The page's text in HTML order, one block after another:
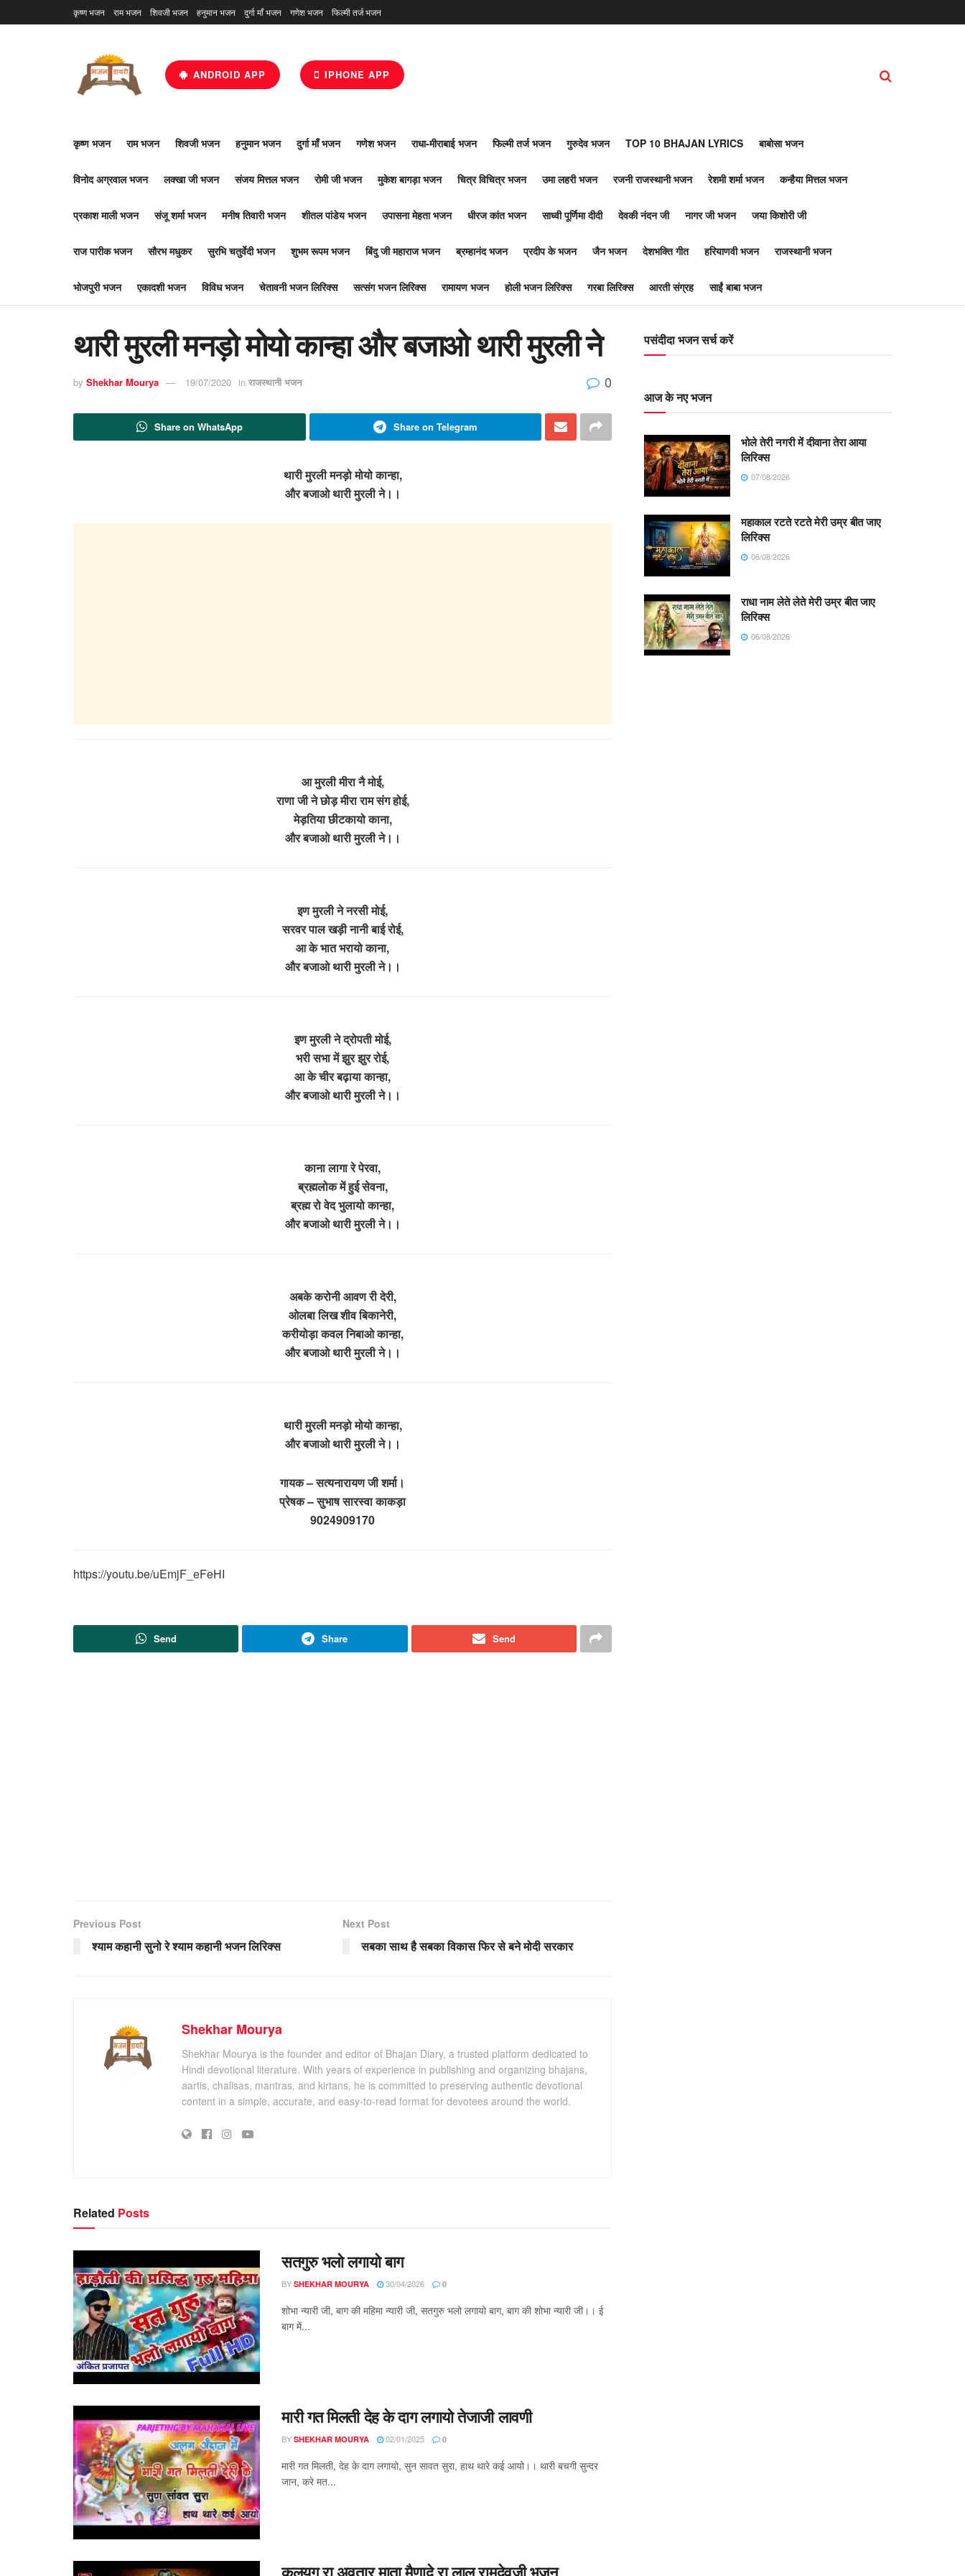
कृष्ण भजन राम भजन शिवजी भजन हनुमान भजन दुर्गा माँ भजन गणेश भजन फिल्मी तर्ज भजन
ANDROID APP IPHONE APP
कृष्ण भजन राम भजन शिवजी भजन हनुमान भजन दुर्गा माँ भजन गणेश भजन राधा-मीराबाई भजन फिल्मी तर्ज भजन गुरुदेव भजन TOP 10 BHAJAN LYRICS बाबोसा भजन
विनोद अग्रवाल भजन लक्खा जी भजन संजय मित्तल भजन रोमी जी भजन मुकेश बागड़ा भजन चित्र विचित्र भजन उमा लहरी भजन रजनी राजस्थानी भजन रेशमी शर्मा भजन कन्हैया मित्तल भजन
प्रकाश माली भजन संजू शर्मा भजन मनीष तिवारी भजन शीतल पांडेय भजन उपासना मेहता भजन धीरज कांत भजन साध्वी पूर्णिमा दीदी देवकी नंदन जी नागर जी भजन जया किशोरी जी
राज पारीक भजन सौरभ मधुकर सुरभि चतुर्वेदी भजन शुभम रूपम भजन बिंदु जी महाराज भजन ब्रम्हानंद भजन प्रदीप के भजन जैन भजन देशभक्ति गीत हरियाणवी भजन राजस्थानी भजन
भोजपुरी भजन एकादशी भजन विविध भजन चेतावनी भजन लिरिक्स सत्संग भजन लिरिक्स रामायण भजन होली भजन लिरिक्स गरबा लिरिक्स आरती संग्रह साईं बाबा भजन
थारी मुरली मनड़ो मोयो कान्हा और बजाओ थारी मुरली ने
by Shekhar Mourya 19/07/2020 in राजस्थानी भजन 0
Share on WhatsApp Share on Telegram
थारी मुरली मनड़ो मोयो कान्हा,
और बजाओ थारी मुरली ने।।
आ मुरली मीरा नै मोई,
राणा जी ने छोड़ मीरा राम संग होई,
मेड़तिया छीटकायो काना,
और बजाओ थारी मुरली ने।।
इण मुरली ने नरसी मोई,
सरवर पाल खड़ी नानी बाई रोई,
आ के भात भरायो काना,
और बजाओ थारी मुरली ने।।
इण मुरली ने द्रोपती मोई,
भरी सभा में झुर झुर रोई,
आ के चीर बढ़ाया कान्हा,
और बजाओ थारी मुरली ने।।
काना लागा रे पेरवा,
ब्रह्मलोक में हुई सेवना,
ब्रह्म रो वेद भुलायो कान्हा,
और बजाओ थारी मुरली ने।।
अबके करोनी आवण री देरी,
ओलबा लिख शीव बिकानेरी,
करीयोड़ा कवल निबाओ कान्हा,
और बजाओ थारी मुरली ने।।
थारी मुरली मनड़ो मोयो कान्हा,
और बजाओ थारी मुरली ने।।
गायक – सत्यनारायण जी शर्मा।
प्रेषक – सुभाष सारस्वा काकड़ा
9024909170
https://youtu.be/uEmjF_eFeHI
Send Share Send
Previous Post
श्याम कहानी सुनो रे श्याम कहानी भजन लिरिक्स
Next Post
सबका साथ है सबका विकास फिर से बने मोदी सरकार
Shekhar Mourya
Shekhar Mourya is the founder and editor of Bhajan Diary, a trusted platform dedicated to
Hindi devotional literature. With years of experience in publishing and organizing bhajans,
aartis, chalisas, mantras, and kirtans, he is committed to preserving authentic devotional
content in a simple, accurate, and easy-to-read format for devotees around the world.
Related Posts
सतगुरु भलो लगायो बाग
BY SHEKHAR MOURYA 30/04/2026 0
शोभा न्यारी जी, बाग की महिमा न्यारी जी, सतगुरु भलो लगायो बाग, बाग की शोभा न्यारी जी।। ई
बाग में...
मारी गत मिलती देह के दाग लगायो तेजाजी लावणी
BY SHEKHAR MOURYA 02/01/2025 0
मारी गत मिलती, देह के दाग लगायो, सुन सावत सुरा, हाथ थारे कई आयो।। थारी बचगी सुन्दर
जान, करे मत...
कलयुग रा अवतार माता मैणादे रा लाल रामदेवजी भजन
पसंदीदा भजन सर्च करें
आज के नए भजन
भोले तेरी नगरी में दीवाना तेरा आया
लिरिक्स
07/08/2026
महाकाल रटते रटते मेरी उम्र बीत जाए
लिरिक्स
06/08/2026
राधा नाम लेते लेते मेरी उम्र बीत जाए
लिरिक्स
06/08/2026